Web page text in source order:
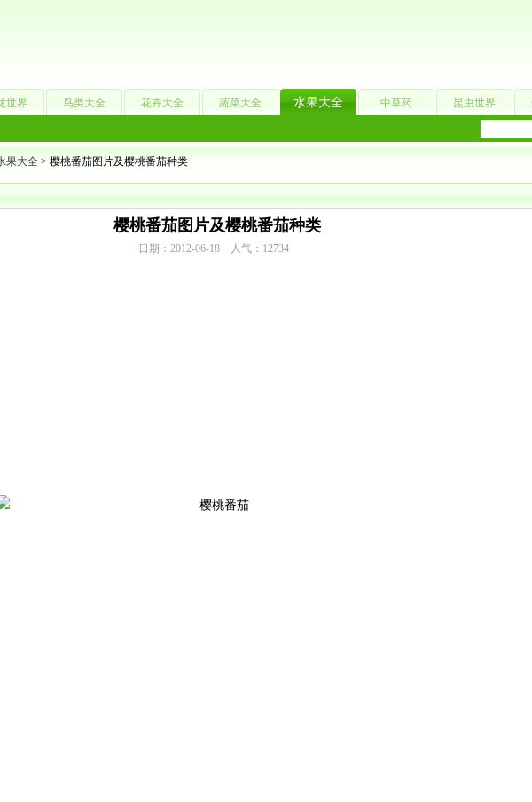
世界 鸟类大全 花卉大全 蔬菜大全 水果大全 中草药 昆虫世界
果大全 > 樱桃番茄图片及樱桃番茄种类
樱桃番茄图片及樱桃番茄种类
日期：2012-06-18 人气：12734